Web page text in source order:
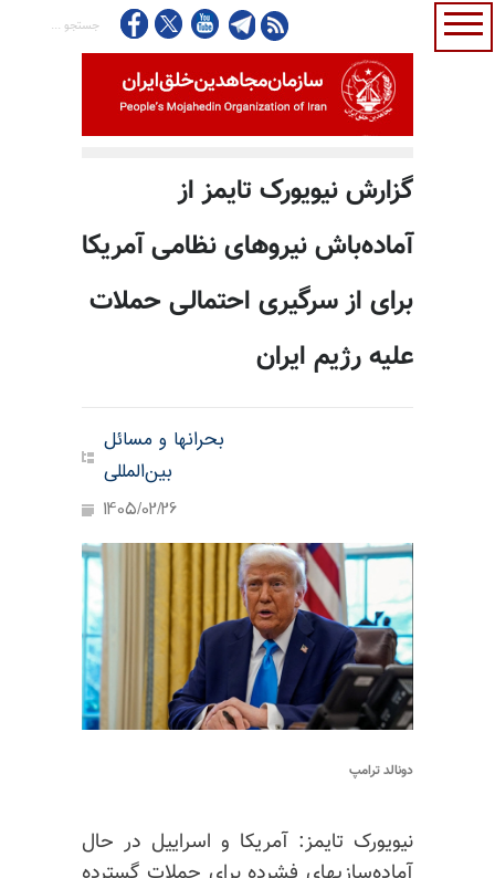
گزارش نیویورک تایمز از
آماده‌باش نیروهای نظامی آمریکا
برای از سرگیری احتمالی حملات
علیه رژیم ایران
بحرانها و مسائل
بین‌المللی
1405/02/26
دونالد ترامپ
نیویورک تایمز: آمریکا و اسراییل در حال